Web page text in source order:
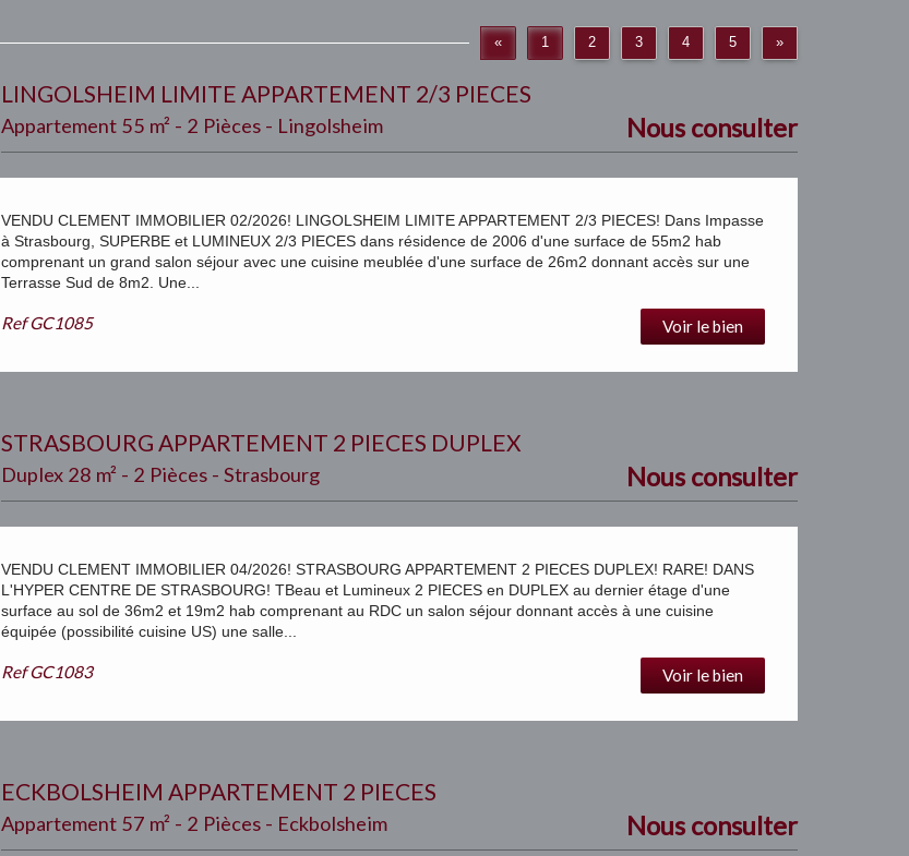
« 1 2 3 4 5 »
LINGOLSHEIM LIMITE APPARTEMENT 2/3 PIECES
Appartement 55 m² - 2 Pièces - Lingolsheim Nous consulter
VENDU CLEMENT IMMOBILIER 02/2026! LINGOLSHEIM LIMITE APPARTEMENT 2/3 PIECES! Dans Impasse
à Strasbourg, SUPERBE et LUMINEUX 2/3 PIECES dans résidence de 2006 d'une surface de 55m2 hab
comprenant un grand salon séjour avec une cuisine meublée d'une surface de 26m2 donnant accès sur une
Terrasse Sud de 8m2. Une...
RefGC1085 Voir le bien
STRASBOURG APPARTEMENT 2 PIECES DUPLEX
Duplex 28 m² - 2 Pièces - Strasbourg Nous consulter
VENDU CLEMENT IMMOBILIER 04/2026! STRASBOURG APPARTEMENT 2 PIECES DUPLEX! RARE! DANS
L'HYPER CENTRE DE STRASBOURG! TBeau et Lumineux 2 PIECES en DUPLEX au dernier étage d'une
surface au sol de 36m2 et 19m2 hab comprenant au RDC un salon séjour donnant accès à une cuisine
équipée (possibilité cuisine US) une salle...
RefGC1083 Voir le bien
ECKBOLSHEIM APPARTEMENT 2 PIECES
Appartement 57 m² - 2 Pièces - Eckbolsheim Nous consulter